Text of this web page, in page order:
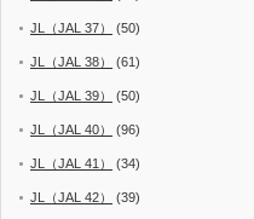
JL（JAL 37） (50)
JL（JAL 38） (61)
JL（JAL 39） (50)
JL（JAL 40） (96)
JL（JAL 41） (34)
JL（JAL 42） (39)